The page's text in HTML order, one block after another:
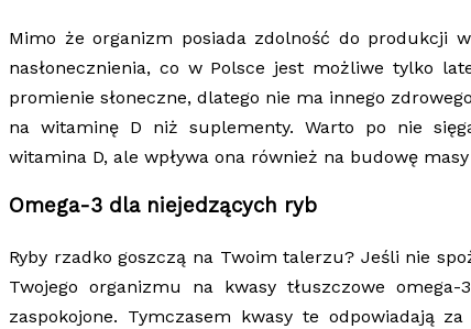
Mimo że organizm posiada zdolność do produkcji
nasłonecznienia, co w Polsce jest możliwe tylko
promienie słoneczne, dlatego nie ma innego
na witaminę D niż suplementy. Warto po nie
witamina D, ale wpływa ona również na budowę masy
Omega-3 dla niejedzących ryb
Ryby rzadko goszczą na Twoim talerzu? Jeśli nie
Twojego organizmu na kwasy tłuszczowe
zaspokojone. Tymczasem kwasy te odpowiadają